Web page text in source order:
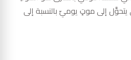
يتحوَّل إلى موتٍ يوميّ بالنسبة إلى